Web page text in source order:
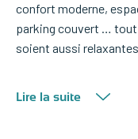
confort moderne,
parking couvert … tout
soient aussi
Lire la suite